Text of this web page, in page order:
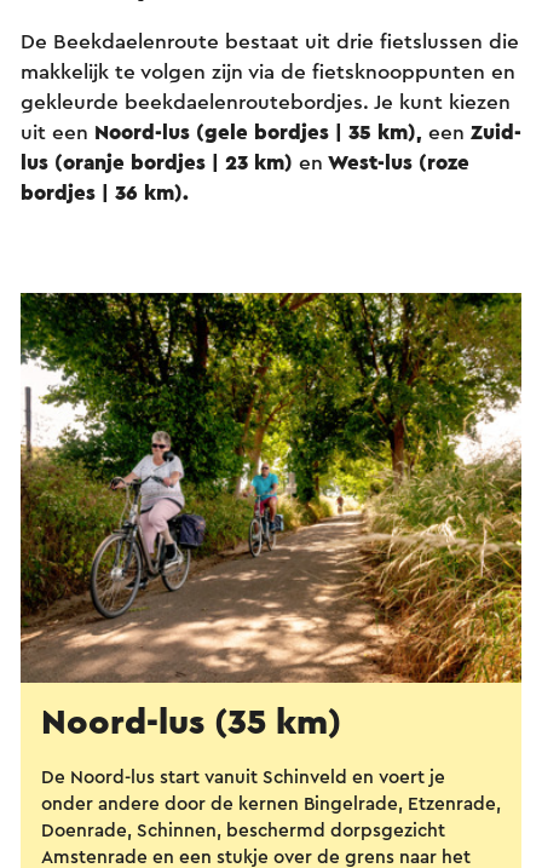
De Beekdaelenroute bestaat uit drie fietslussen die
makkelijk te volgen zijn via de fietsknooppunten en
gekleurde beekdaelenroutebordjes. Je kunt kiezen
uit een Noord-lus (gele bordjes | 35 km), een Zuid-
lus (oranje bordjes | 23 km) en West-lus (roze
bordjes | 36 km).
Noord-lus (35 km)
De Noord-lus start vanuit Schinveld en voert je
onder andere door de kernen Bingelrade, Etzenrade,
Doenrade, Schinnen, beschermd dorpsgezicht
Amstenrade en een stukje over de grens naar het